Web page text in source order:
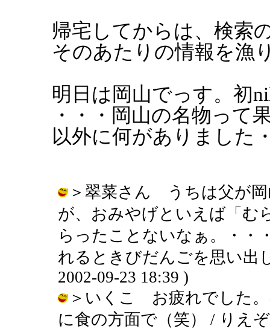
帰宅してからは、検索
そのあたりの情報を漁
明日は岡山でっす。初
・・・岡山の名物って
以外に何がありました
＞翠菜さん うちは父が岡
が、おみやげといえば「む
らったことないなぁ。・・
れるときびだんごを思い出
2002-09-23 18:39 )
＞いくこ お疲れでした。
に食の方面で（笑） / りえ